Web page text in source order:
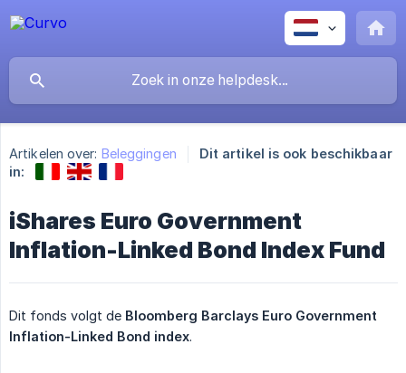
Artikelen over: Beleggingen
Dit artikel is ook beschikbaar
in:
iShares Euro Government
Inflation-Linked Bond Index Fund
Dit fonds volgt de Bloomberg Barclays Euro Government
Inflation-Linked Bond index.